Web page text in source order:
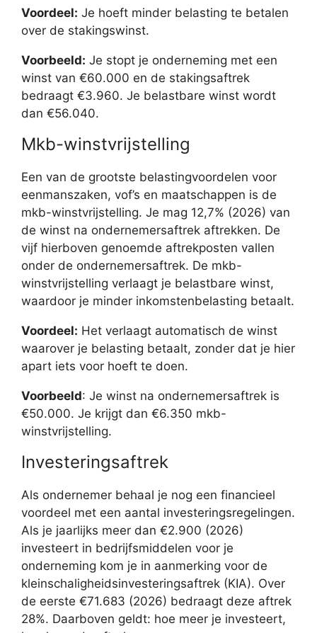
Voordeel: Je hoeft minder belasting te betalen
over de stakingswinst.
Voorbeeld: Je stopt je onderneming met een
winst van €60.000 en de stakingsaftrek
bedraagt €3.960. Je belastbare winst wordt
dan €56.040.
Mkb-winstvrijstelling
Een van de grootste belastingvoordelen voor
eenmanszaken, vof’s en maatschappen is de
mkb-winstvrijstelling. Je mag 12,7% (2026) van
de winst na ondernemersaftrek aftrekken. De
vijf hierboven genoemde aftrekposten vallen
onder de ondernemersaftrek. De mkb-
winstvrijstelling verlaagt je belastbare winst,
waardoor je minder inkomstenbelasting betaalt.
Voordeel: Het verlaagt automatisch de winst
waarover je belasting betaalt, zonder dat je hier
apart iets voor hoeft te doen.
Voorbeeld: Je winst na ondernemersaftrek is
€50.000. Je krijgt dan €6.350 mkb-
winstvrijstelling.
Investeringsaftrek
Als ondernemer behaal je nog een financieel
voordeel met een aantal investeringsregelingen.
Als je jaarlijks meer dan €2.900 (2026)
investeert in bedrijfsmiddelen voor je
onderneming kom je in aanmerking voor de
kleinschaligheidsinvesteringsaftrek (KIA). Over
de eerste €71.683 (2026) bedraagt deze aftrek
28%. Daarboven geldt: hoe meer je investeert,